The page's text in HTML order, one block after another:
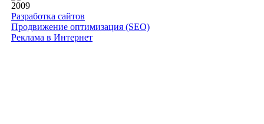
2009
Разработка сайтов
Продвижение оптимизация (SEO)
Реклама в Интернет